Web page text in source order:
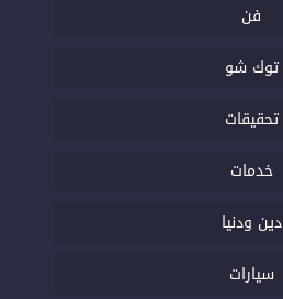
فن
توك شو
تحقيقات
خدمات
دين ودنيا
سيارات